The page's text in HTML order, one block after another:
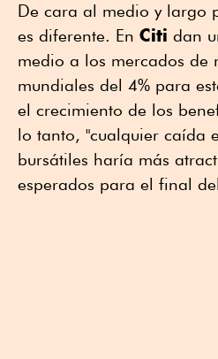
De cara al medio y largo
es diferente. En Citi dan
medio a los mercados de
mundiales del 4% para
el crecimiento de los
lo tanto, "cualquier caída
bursátiles haría más
esperados para el final